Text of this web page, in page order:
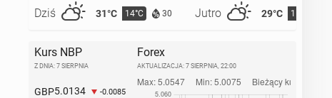
Dziś 31°C 14°C 30 Jutro 29°C 15°C
Kurs NBP
Z DNIA: 7 SIERPNIA
GBP5.0134 -0.0085
Forex
AKTUALIZACJA: 7 SIERPNIA, 22:00